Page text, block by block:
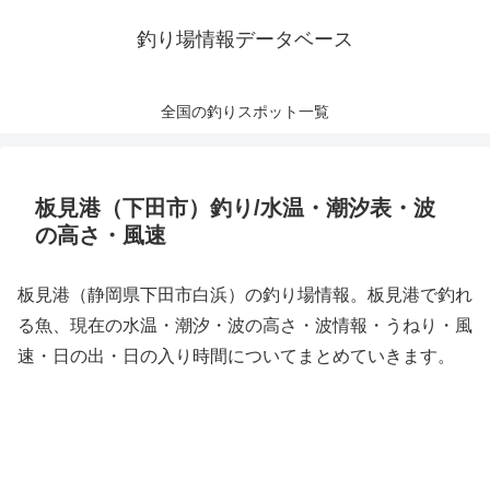
釣り場情報データベース
全国の釣りスポット一覧
板見港（下田市）釣り/水温・潮汐表・波
の高さ・風速
板見港（静岡県下田市白浜）の釣り場情報。板見港で釣れ
る魚、現在の水温・潮汐・波の高さ・波情報・うねり・風
速・日の出・日の入り時間についてまとめていきます。